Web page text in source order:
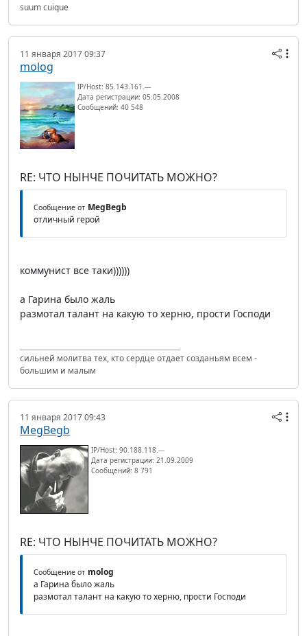
suum cuique
11 января 2017 09:37
molog
IP/Host: 85.143.161.---
Дата регистрации: 05.05.2008
Сообщений: 40 548
RE: ЧТО НЫНЧЕ ПОЧИТАТЬ МОЖНО?
Сообщение от MegBegb
отличный герой
коммунист все таки))))))
а Гарина было жаль
размотал талант на какую то херню, прости Господи
сильней молитва тех, кто сердце отдает созданьям всем -
большим и малым
11 января 2017 09:43
MegBegb
IP/Host: 90.188.118.---
Дата регистрации: 21.09.2009
Сообщений: 8 791
RE: ЧТО НЫНЧЕ ПОЧИТАТЬ МОЖНО?
Сообщение от molog
а Гарина было жаль
размотал талант на какую то херню, прости Господи